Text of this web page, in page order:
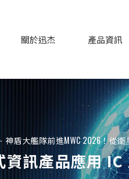
關於迅杰 產品資訊
神盾大艦隊前進MWC 2026！從
資訊產品應用 IC